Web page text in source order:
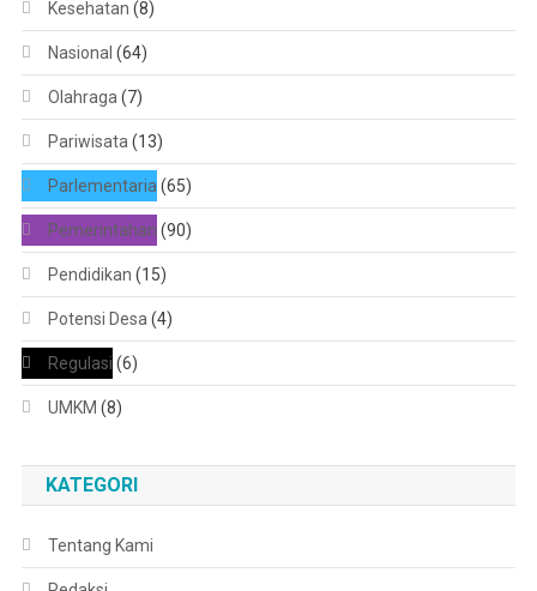
Kesehatan (8)
Nasional (64)
Olahraga (7)
Pariwisata (13)
Parlementaria (65)
Pemerintahan (90)
Pendidikan (15)
Potensi Desa (4)
Regulasi (6)
UMKM (8)
KATEGORI
Tentang Kami